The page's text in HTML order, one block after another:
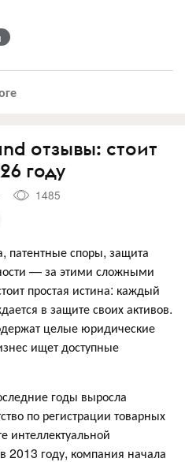
отзывы: стоит
году
1485
патентные споры, защита
— за этими сложными
простая истина: каждый
в защите своих активов.
целые юридические
ищет доступные
годы выросла
по регистрации товарных
интеллектуальной
2013 году, компания начала